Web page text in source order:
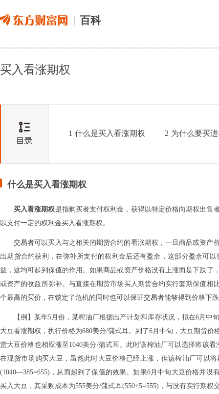
百科
买入看涨期权
1 什么是买入看涨期权 2 为什么要买
什么是买入看涨期权
买入看涨期权是指购买者支付权利金，获得以特定价格向期权出售
以支付一定的权利金买入看涨期权。
交易者可以买入与之相关的期货合约的看涨期权，一旦商品或资
出期货合约获利，在弥补所支付的权利金后还有盈余，这部分盈余可
益，这均可起到保值的作用。如果商品或资产价格没有上涨而是下跌
或资产的收益所弥补。与直接在期货市场买人期货合约实行套期保值
个最高的买价，在锁定了危机的同时也可以保证交易者能够得到价格下
【例】某年5月份，某榨油厂根据出产计划和库存状况，拟在6月
大豆看涨期权，执行价格为680美分/蒲式耳。到了6月中旬，大豆期货
货大豆价格也相应涨至1040美分/蒲式耳。此时该榨油厂可以选择将该
在现货市场购买大豆，虽然此时大豆价格已经上涨，但该榨油厂可以
(1040—385=655)，从而起到了保值的效果。如果6月中旬大豆价格并
买入大豆，其采购成本为555美分/蒲式耳(550+5=555)，与没有实行期